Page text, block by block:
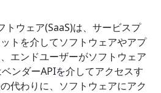
トウェア(SaaS)は、サービスプ
トを介してソフトウェアやアプ
エンドユーザーがソフトウェア
ンダーAPIを介してアクセスす
代わりに、ソフトウェアにアク